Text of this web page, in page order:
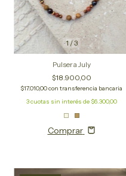
1/3
Pulsera July
$18.900,00
$17.010,00con transferencia bancaria
3cuotas sin interés de $6.300,00
Comprar